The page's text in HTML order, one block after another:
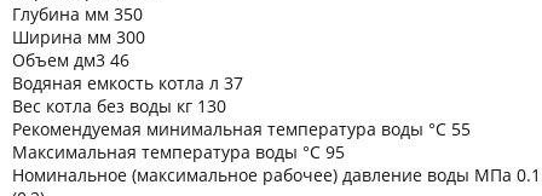
Глубина мм 350
Ширина мм 300
Объем дм3 46
Водяная емкость котла л 37
Вес котла без воды кг 130
Рекомендуемая минимальная температура воды °C 55
Максимальная температура воды °C 95
Номинальное (максимальное рабочее) давление воды МПа